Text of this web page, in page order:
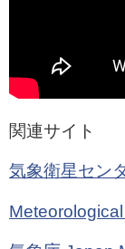
関連サイト
気象衛星セン